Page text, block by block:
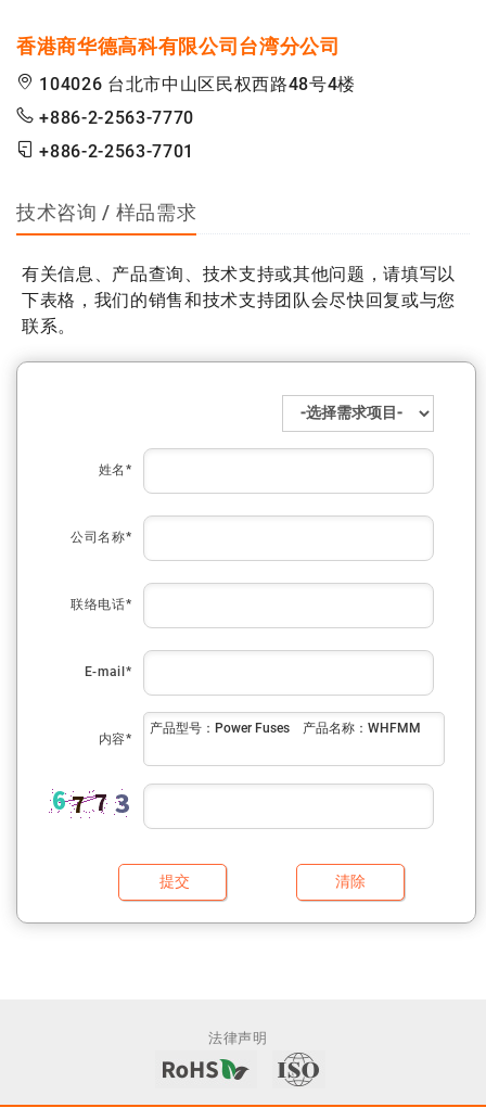
香港商华德高科有限公司台湾分公司
104026 台北市中山区民权西路48号4楼
+886-2-2563-7770
+886-2-2563-7701
技术咨询 / 样品需求
有关信息、产品查询、技术支持或其他问题，请填写以
下表格，我们的销售和技术支持团队会尽快回复或与您
联系。
姓名*
公司名称*
联络电话*
E-mail*
内容*
法律声明